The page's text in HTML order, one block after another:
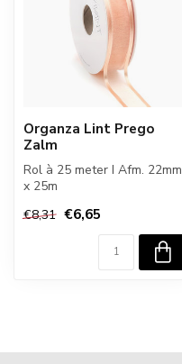
Organza Lint Prego
Zalm
Rol à 25 meter I Afm. 22mm
x 25m
€8,31 €6,65